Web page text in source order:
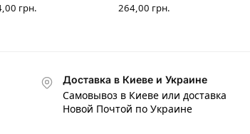
грн. 264,00 грн.
Доставка в Киеве и Украине
Самовывоз в Киеве или доставка
Новой Почтой по Украине